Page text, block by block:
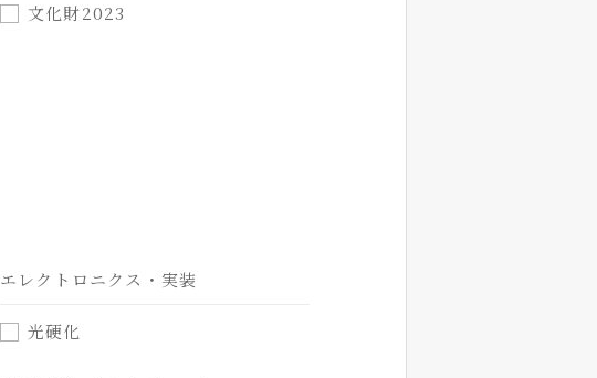
文化財2023
エレクトロニクス・実装
光硬化